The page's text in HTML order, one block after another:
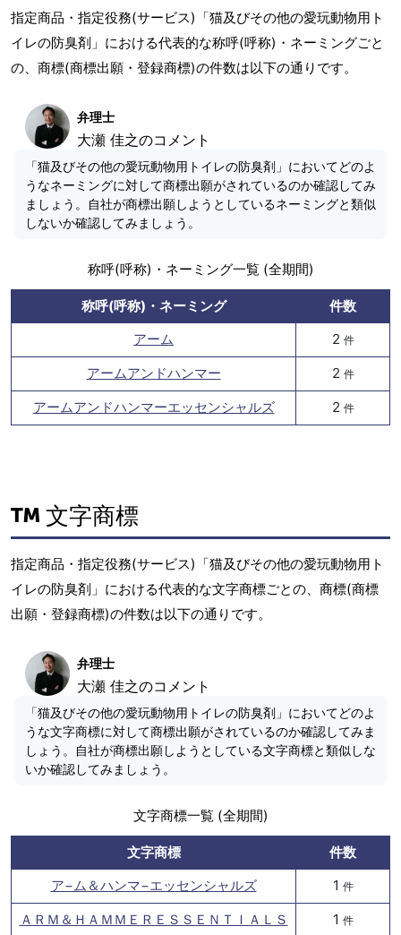
指定商品・指定役務(サービス)「猫及びその他の愛玩動物用ト
イレの防臭剤」における代表的な称呼(呼称)・ネーミングごと
の、商標(商標出願・登録商標)の件数は以下の通りです。
弁理士
大瀬 佳之のコメント
「猫及びその他の愛玩動物用トイレの防臭剤」においてどのよ
うなネーミングに対して商標出願がされているのか確認してみ
ましょう。自社が商標出願しようとしているネーミングと類似
しないか確認してみましょう。
称呼(呼称)・ネーミング一覧 (全期間)
称呼(呼称)・ネーミング
件数
アーム
2 件
アームアンドハンマー 2 件
アームアンドハンマーエッセンシャルズ 2 件
文字商標
指定商品・指定役務(サービス)「猫及びその他の愛玩動物用ト
イレの防臭剤」における代表的な文字商標ごとの、商標(商標
出願・登録商標)の件数は以下の通りです。
弁理士
大瀬 佳之のコメント
「猫及びその他の愛玩動物用トイレの防臭剤」においてどのよ
うな文字商標に対して商標出願がされているのか確認してみま
しょう。自社が商標出願しようとしている文字商標と類似しな
いか確認してみましょう。
文字商標一覧 (全期間)
文字商標
件数
ア−ム＆ハンマ−エッセンシャルズ
1 件
ＡＲＭ＆ＨＡＭＭＥＲＥＳＳＥＮＴＩＡＬＳ 1 件